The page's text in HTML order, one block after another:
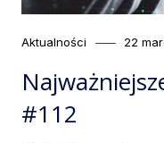
Category
Aktualności
Posted
22
#112